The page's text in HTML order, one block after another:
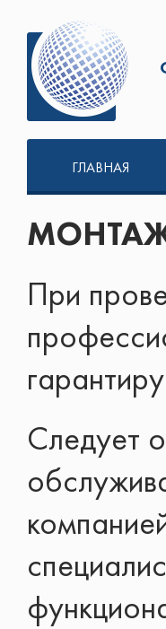
ГЛАВНАЯ
При
Следует